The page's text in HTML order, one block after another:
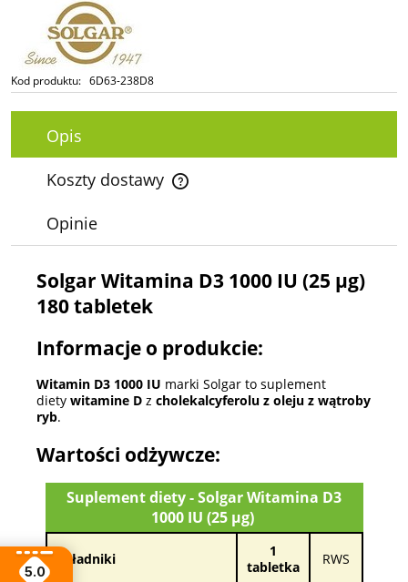
Kod produktu: 6D63-238D8
Opis
Koszty dostawy
Cena nie zawiera ewentualnych kosztów płatności
Opinie
Solgar Witamina D3 1000 IU (25 µg)
180 tabletek
Informacje o produkcie:
Witamin D3 1000 IU marki Solgar to suplement
diety witamine D z cholekalcyferolu z oleju z wątroby
ryb.
Wartości odżywcze:
Suplement diety - Solgar Witamina D3
1000 IU (25 µg)
Składniki
1
tabletka
RWS
5.0